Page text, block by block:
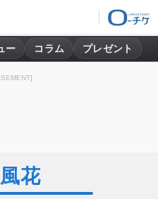
ー コラム プレゼント
花